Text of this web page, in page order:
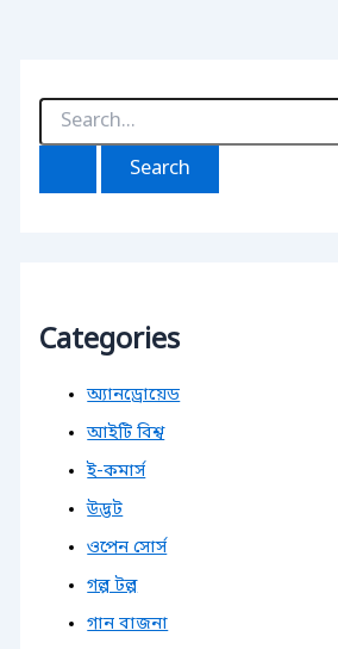
S
Categories
অ্যানড্রোয়েড
আইটি বিশ্ব
ই-কমার্স
উদ্ভট
ওপেন সোর্স
গল্প টল্প
গান বাজনা